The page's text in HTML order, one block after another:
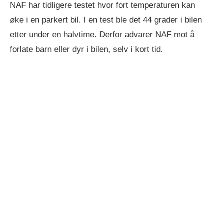
NAF har tidligere testet hvor fort temperaturen kan
øke i en parkert bil. I en test ble det 44 grader i bilen
etter under en halvtime. Derfor advarer NAF mot å
forlate barn eller dyr i bilen, selv i kort tid.